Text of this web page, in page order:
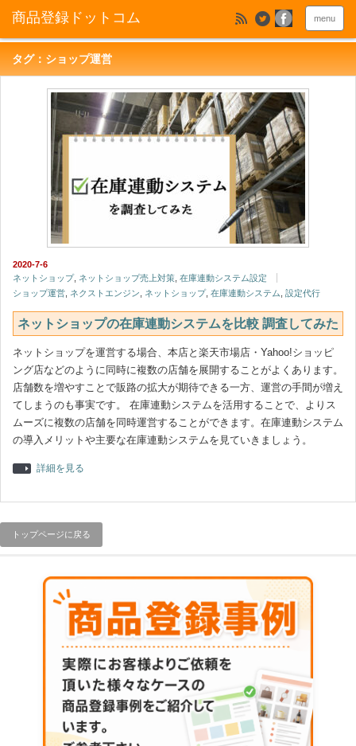
menu
タグ：ショップ運営
2020-7-6
ネットショップ, ネットショップ売上対策 在庫連動システム設定
ショップ運営 ネクストエンジン ネットショップ, 在庫連動システム 設定代行
ネットショップの在庫連動システムを比較 調査してみた
ネットショップを運営する場合、本店と楽天市場店・Yahoo!ショッピ
ング店などのように同時に複数の店舗を展開することがよくあります。
店舗数を増やすことで販路の拡大が期待できる一方、運営の手間が増え
てしまうのも事実です。 在庫連動システムを活用することで、よりス
ムーズに複数の店舗を同時運営することができます。在庫連動システム
の導入メリットや主要な在庫連動システムを見ていきましょう。
詳細を見る
トップページに戻る